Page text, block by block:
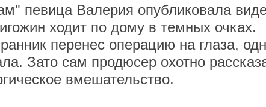
певица Валерия опубликовала
ходит по дому в темных очках.
перенес операцию на глаза,
Зато сам продюсер охотно
вмешательство.